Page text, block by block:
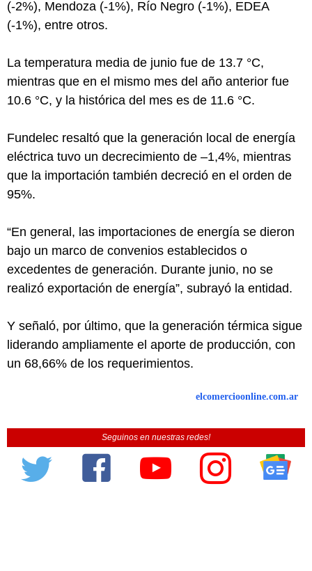
(-2%), Mendoza (-1%), Río Negro (-1%), EDEA
(-1%), entre otros.
La temperatura media de junio fue de 13.7 °C,
mientras que en el mismo mes del año anterior fue
10.6 °C, y la histórica del mes es de 11.6 °C.
Fundelec resaltó que la generación local de energía
eléctrica tuvo un decrecimiento de –1,4%, mientras
que la importación también decreció en el orden de
95%.
“En general, las importaciones de energía se dieron
bajo un marco de convenios establecidos o
excedentes de generación. Durante junio, no se
realizó exportación de energía”, subrayó la entidad.
Y señaló, por último, que la generación térmica sigue
liderando ampliamente el aporte de producción, con
un 68,66% de los requerimientos.
elcomercioonline.com.ar
Seguinos en nuestras redes!